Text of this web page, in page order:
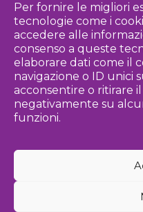
Per fornire le migliori
tecnologie come i
accedere alle
consenso a queste
elaborare dati come il
navigazione o ID unici
acconsentire o ritirare
negativamente su
funzioni.
Associazione culturale